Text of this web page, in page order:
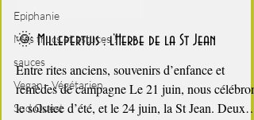
Epiphanie
Mes trucs et astuces !
sauces
Vegan - Végétarien
Sud Ouest
Remèdes de Grand mère
🌞 Millepertuis : l’Herbe de la St Jean